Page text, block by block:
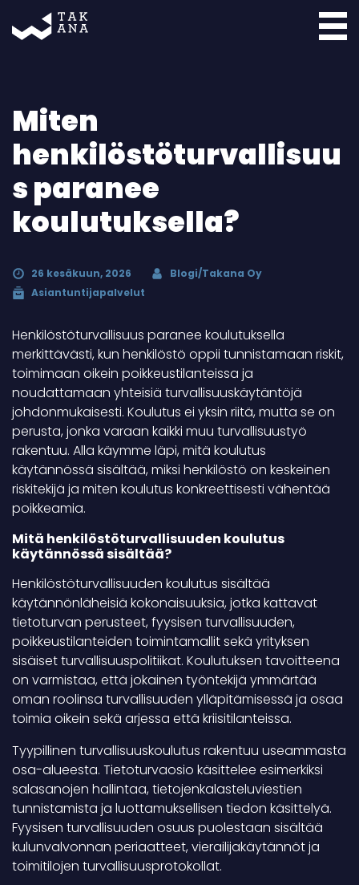
Miten
henkilöstöturvallisuu
s paranee
koulutuksella?
26 kesäkuun, 2026
Blogi/Takana Oy
Asiantuntijapalvelut
Henkilöstöturvallisuus paranee koulutuksella
merkittävästi, kun henkilöstö oppii tunnistamaan riskit,
toimimaan oikein poikkeustilanteissa ja
noudattamaan yhteisiä turvallisuuskäytäntöjä
johdonmukaisesti. Koulutus ei yksin riitä, mutta se on
perusta, jonka varaan kaikki muu turvallisuustyö
rakentuu. Alla käymme läpi, mitä koulutus
käytännössä sisältää, miksi henkilöstö on keskeinen
riskitekijä ja miten koulutus konkreettisesti vähentää
poikkeamia.
Mitä henkilöstöturvallisuuden koulutus
käytännössä sisältää?
Henkilöstöturvallisuuden koulutus sisältää
käytännönläheisiä kokonaisuuksia, jotka kattavat
tietoturvan perusteet, fyysisen turvallisuuden,
poikkeustilanteiden toimintamallit sekä yrityksen
sisäiset turvallisuuspolitiikat. Koulutuksen tavoitteena
on varmistaa, että jokainen työntekijä ymmärtää
oman roolinsa turvallisuuden ylläpitämisessä ja osaa
toimia oikein sekä arjessa että kriisitilanteissa.
Tyypillinen turvallisuuskoulutus rakentuu useammasta
osa-alueesta. Tietoturvaosio käsittelee esimerkiksi
salasanojen hallintaa, tietojenkalasteluviestien
tunnistamista ja luottamuksellisen tiedon käsittelyä.
Fyysisen turvallisuuden osuus puolestaan sisältää
kulunvalvonnan periaatteet, vierailijakäytännöt ja
toimitilojen turvallisuusprotokollat.